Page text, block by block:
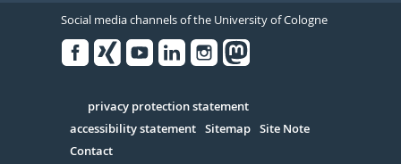
Social media channels of the University of Cologne
Serivce
privacy protection statement
accessibility statement Sitemap Site Note
Contact